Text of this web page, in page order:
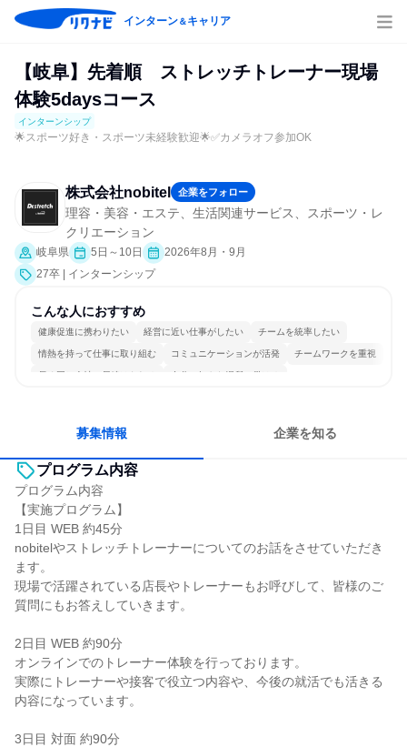
インターン＆キャリア
【岐阜】先着順 ストレッチトレーナー現場
体験5daysコース
インターンシップ
🌟スポーツ好き・スポーツ未経験歓迎🌟✅カメラオフ参加OK
株式会社nobitel 企業をフォロー
理容・美容・エステ、生活関連サービス、スポーツ・レ
クリエーション
岐阜県 5日～10日
2026年8月・9月
27卒 | インターンシップ
こんな人におすすめ
健康促進に携わりたい 経営に近い仕事がしたい チームを統率したい
情熱を持って仕事に取り組む コミュニケーションが活発 チームワークを重視
長く同じ会社に居続けられる 自分の好きな場所で働ける
募集情報 企業を知る
プログラム内容
プログラム内容
【実施プログラム】
1日目 WEB 約45分
nobitelやストレッチトレーナーについてのお話をさせていただき
ます。
現場で活躍されている店長やトレーナーもお呼びして、皆様のご
質問にもお答えしていきます。
2日目 WEB 約90分
オンラインでのトレーナー体験を行っております。
実際にトレーナーや接客で役立つ内容や、今後の就活でも活きる
内容になっています。
3日目 対面 約90分